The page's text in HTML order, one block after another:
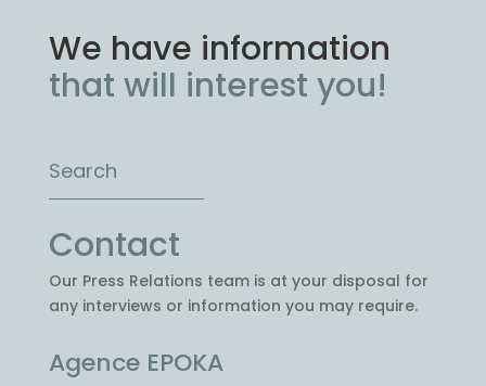
We have information
that will interest you!
Contact
Our Press Relations team is at your disposal for
any interviews or information you may require.
Agence EPOKA